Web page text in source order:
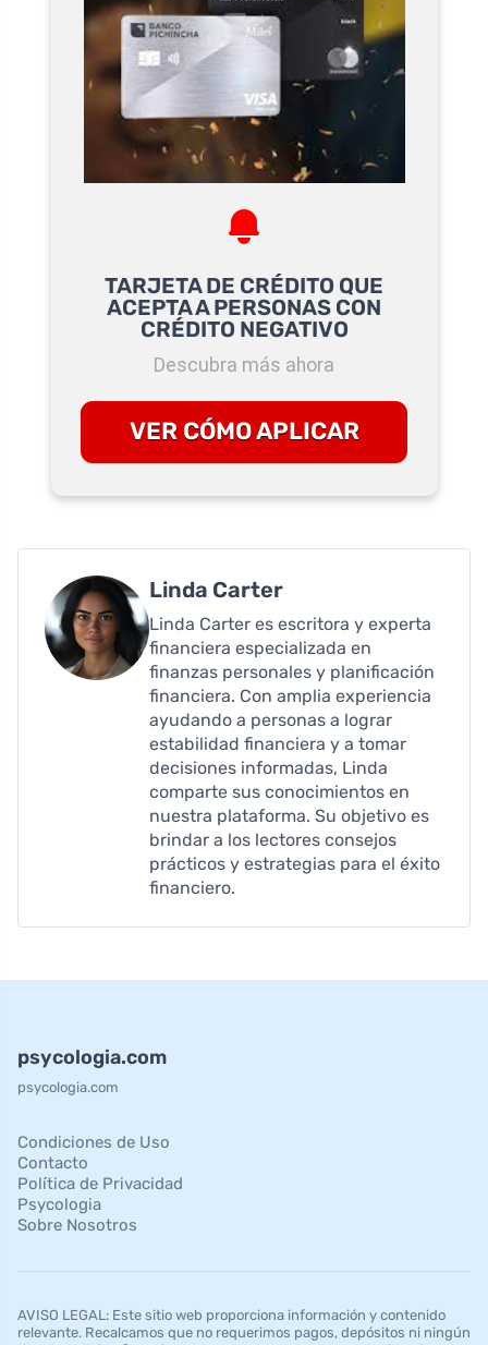
TARJETA DE CRÉDITO QUE
ACEPTA A PERSONAS CON
CRÉDITO NEGATIVO
Descubra más ahora
VER CÓMO APLICAR
Linda Carter
Linda Carter es escritora y experta
financiera especializada en
finanzas personales y planificación
financiera. Con amplia experiencia
ayudando a personas a lograr
estabilidad financiera y a tomar
decisiones informadas, Linda
comparte sus conocimientos en
nuestra plataforma. Su objetivo es
brindar a los lectores consejos
prácticos y estrategias para el éxito
financiero.
psycologia.com
psycologia.com
Condiciones de Uso
Contacto
Política de Privacidad
Psycologia
Sobre Nosotros
AVISO LEGAL: Este sitio web proporciona información y contenido
relevante. Recalcamos que no requerimos pagos, depósitos ni ningún